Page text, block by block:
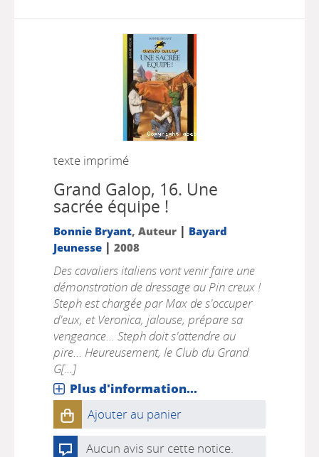
texte imprimé
Grand Galop, 16. Une
sacrée équipe !
Bonnie Bryant, Auteur | Bayard
Jeunesse| 2008
Des cavaliers italiens vont venir faire une
démonstration de dressage au Pin creux !
Steph est chargée par Max de s'occuper
d'eux, et Veronica, jalouse, prépare sa
vengeance... Steph doit s'attendre au
pire... Heureusement, le Club du Grand
G[...]
Plus d'information...
Ajouter au panier
Aucun avis sur cette notice.